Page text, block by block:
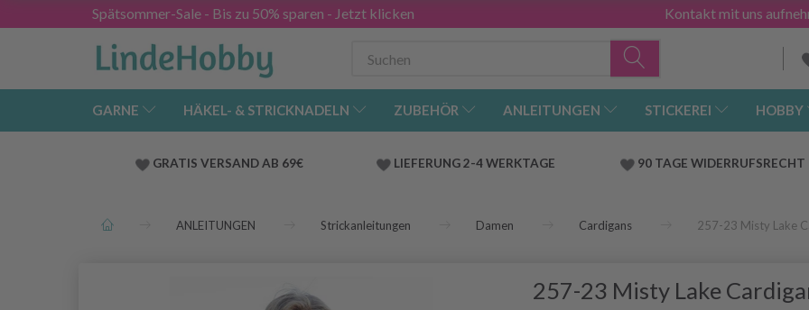
Spätsommer-Sale - Bis zu 50% sparen - Jetzt klicken Kontakt mit uns
GARNE HÄKEL- & STRICKNADELN ZUBEHÖR ANLEITUNGEN STICKEREI HOBBY
GRATIS VERSAND AB 69€ LIEFERUNG 2-4 WERKTAGE 90 TAGE WIDERRUFSRECHT
ANLEITUNGEN Strickanleitungen Damen Cardigans 257-23 Misty Lake
257-23 Misty Lake